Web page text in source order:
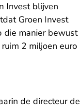
Invest blijven
Groen Invest
die manier bewust
2 miljoen euro
de directeur de